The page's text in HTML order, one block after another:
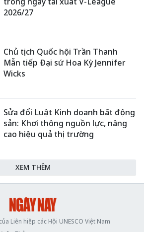
2026/27
Chủ tịch Quốc hội Trần Thanh
Mẫn tiếp Đại sứ Hoa Kỳ Jennifer
Wicks
Sửa đổi Luật Kinh doanh bất động
sản: Khơi thông nguồn lực, nâng
cao hiệu quả thị trường
XEM THÊM
Liên hiệp các Hội UNESCO Việt Nam